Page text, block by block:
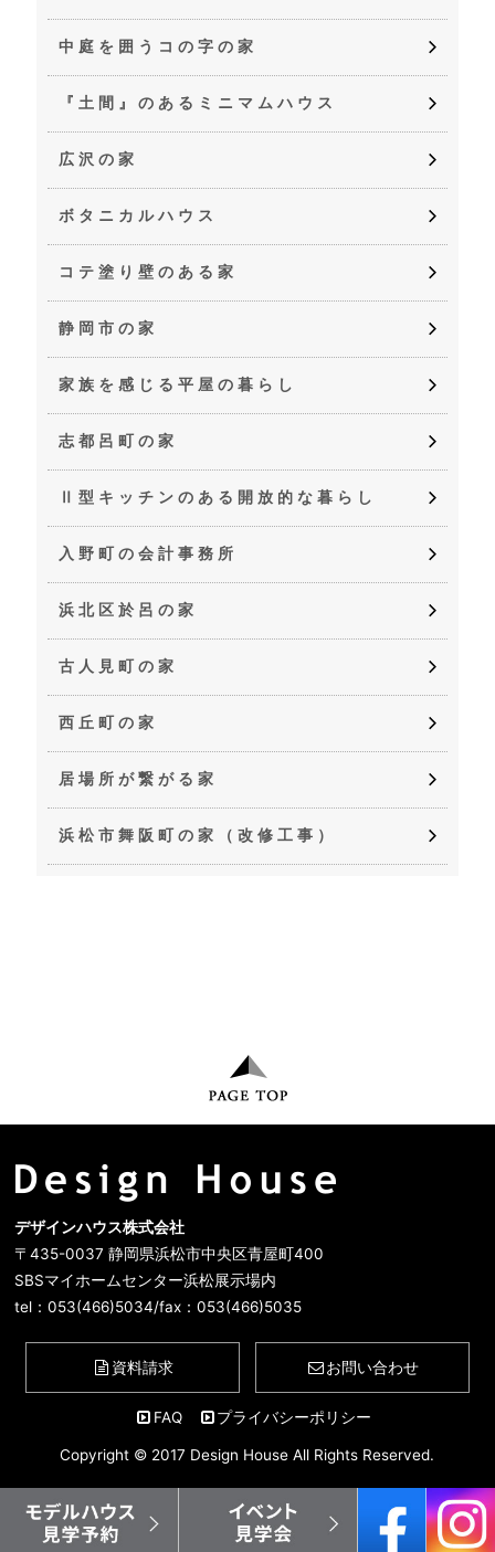
中庭を囲うコの字の家
『土間』のあるミニマムハウス
広沢の家
ボタニカルハウス
コテ塗り壁のある家
静岡市の家
家族を感じる平屋の暮らし
志都呂町の家
Ⅱ型キッチンのある開放的な暮らし
入野町の会計事務所
浜北区於呂の家
古人見町の家
西丘町の家
居場所が繋がる家
浜松市舞阪町の家（改修工事）
デザインハウス株式会社
〒435-0037 静岡県浜松市中央区青屋町400
SBSマイホームセンター浜松展示場内
tel：053(466)5034/fax：053(466)5035
資料請求 お問い合わせ
FAQ プライバシーポリシー
Copyright © 2017 Design House All Rights Reserved.